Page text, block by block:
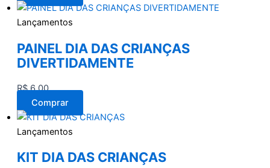
Lançamentos
PAINEL DIA DAS CRIANÇAS
DIVERTIDAMENTE
R$6,00
Comprar
Lançamentos
KIT DIA DAS CRIANÇAS